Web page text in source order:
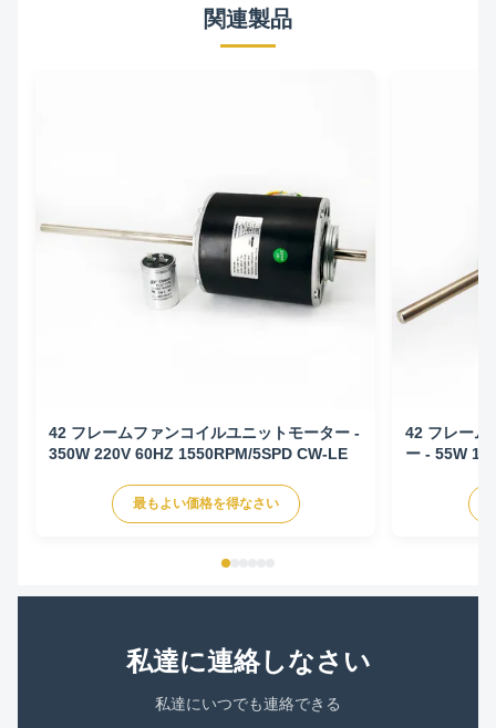
関連製品
42 フレームファンコイルユニットモーター -
350W 220V 60HZ 1550RPM/5SPD CW-LE
最もよい価格を得なさい
42 フレーム
ー - 55W
私達に連絡しなさい
私達にいつでも連絡できる